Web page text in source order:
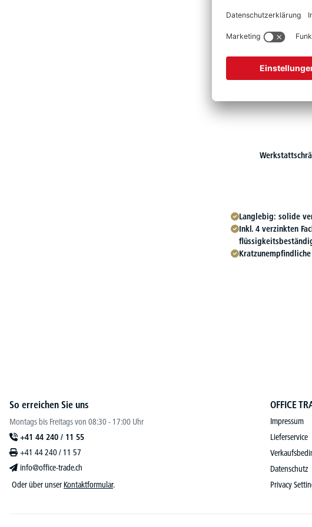
Langlebig: solide
Inkl. 4 verzinkten
So erreichen Sie uns
Montags bis Freitags von 08:30 - 17:00 Uhr
+41 44 240 / 11 55
+41 44 240 / 11 57
info@office-trade.ch
Oder über unser Kontaktformular.
OFFICE
Impressum
Lieferservice
Datenschutz
Privacy